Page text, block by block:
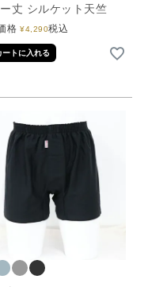
ー丈 シルケット天竺
格 ¥4,290税込
ートに入れる